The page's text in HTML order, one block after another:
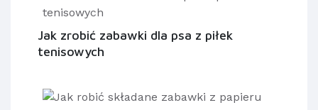
Jak zrobić zabawki dla psa z piłek
tenisowych